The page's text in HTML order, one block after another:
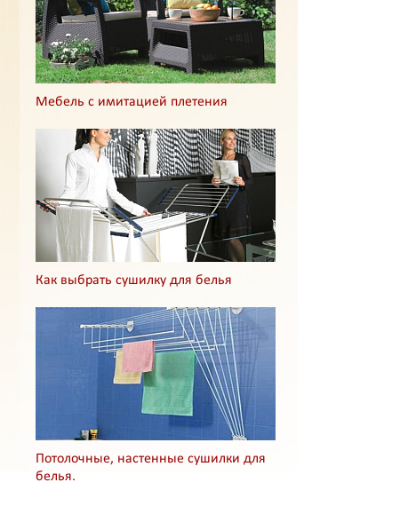
Мебель с имитацией плетения
Как выбрать сушилку для белья
Потолочные, настенные сушилки для
белья.